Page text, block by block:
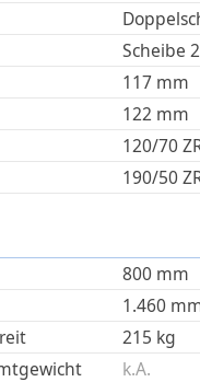
Scheibe
117 mm
122 mm
120/70
190/50
800 mm
1.460
215 kg
k.A.